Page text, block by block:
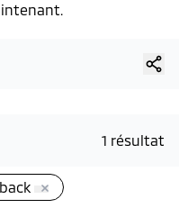
1 résultat